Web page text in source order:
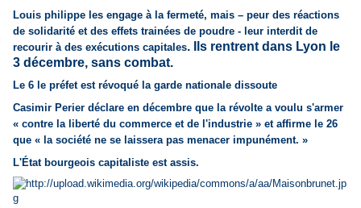
Louis philippe les engage à la fermeté, mais – peur des réactions
de solidarité et des effets trainées de poudre - leur interdit de
recourir à des exécutions capitales. Ils rentrent dans Lyon le
3 décembre, sans combat.
Le 6 le préfet est révoqué la garde nationale dissoute
Casimir Perier déclare en décembre que la révolte a voulu s'armer
« contre la liberté du commerce et de l'industrie » et affirme le 26
que « la société ne se laissera pas menacer impunément. »
L'État bourgeois capitaliste est assis.